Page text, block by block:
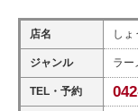
店名 し
ジャンル ラー
TEL・予約